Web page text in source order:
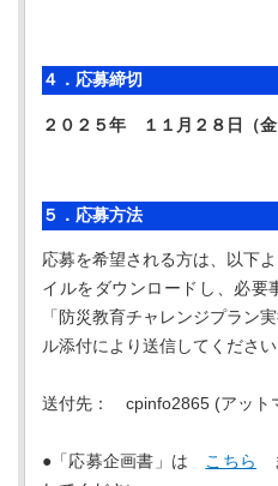
４．応募締切
２０２５年 １１月２８日（
５．応募方法
応募を希望される方は、以下
イルをダウンロードし、必要
「防災教育チャレンジプラン
ル添付により送信してください
送付先： cpinfo2865 (アット
●「応募企画書」は こちら